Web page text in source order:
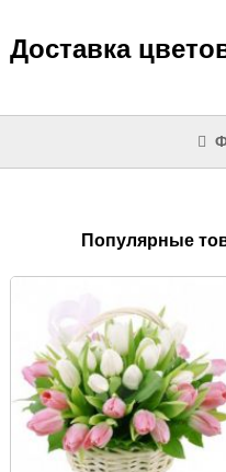
Доставка
Популярные